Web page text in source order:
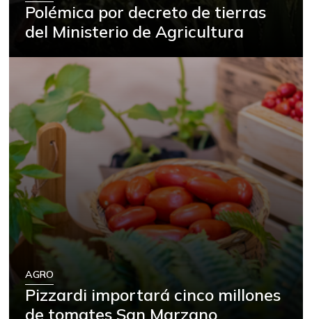
Polémica por decreto de tierras
del Ministerio de Agricultura
AGRO
Pizzardi importará cinco millones
de tomates San Marzano